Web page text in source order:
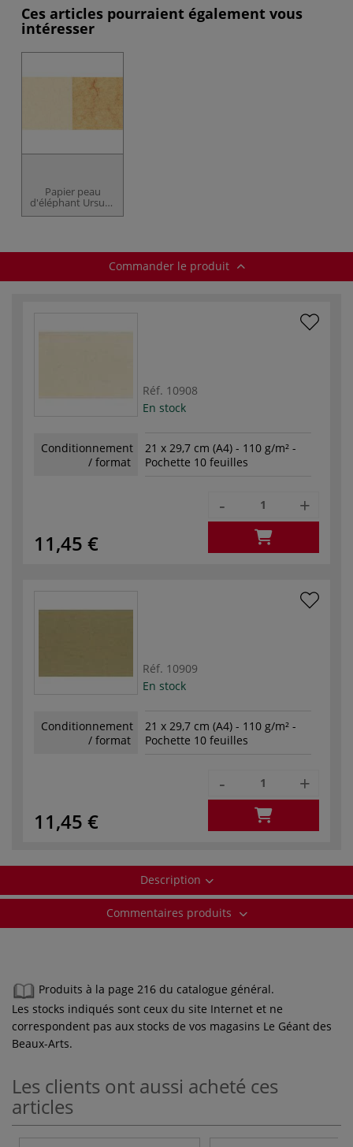
Ces articles pourraient également vous
intéresser
Papier peau
d'éléphant Ursus -
50x70cm -
Commander le produit
Réf. 10908
En stock
Conditionnement
/ format
21 x 29,7 cm (A4) - 110 g/m² -
Pochette 10 feuilles
11,45 €
- +
Réf. 10909
En stock
Conditionnement
/ format
21 x 29,7 cm (A4) - 110 g/m² -
Pochette 10 feuilles
11,45 €
- +
Description
Commentaires produits
Produits à la page 216 du catalogue général.
Les stocks indiqués sont ceux du site Internet et ne
correspondent pas aux stocks de vos magasins Le Géant des
Beaux-Arts.
Les clients ont aussi acheté ces
articles